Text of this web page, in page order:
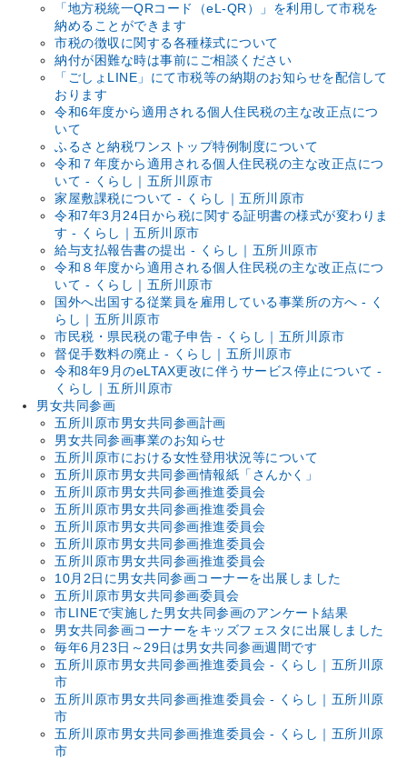
「地方税統­一QRコー­ド（eL-QR）」を利用­して市税を
納めることができます
市税の徴収に関する各種様式について
納付が困難な時は事前にご相談ください
「ごしょLINE」にて市税等の納期のお知らせを配信して
おります
令和6年度から適用される個人住民税の主な改正点につ
いて
ふるさと納税ワンストップ特例制度について
令和７年度から適用される個人住民税の主な改正点につ
いて - くらし｜五所川原市
家屋敷課税について - くらし｜五所川原市
令和7年3月24日から税に関する証明書の様式が変わりま
す - くらし｜五所川原市
給与支払報告書の提出 - くらし｜五所川原市
令和８年度から適用される個人住民税の主な改正点につ
いて - くらし｜五所川原市
国外へ出国する従業員を雇用している事業所の方へ - く
らし｜五所川原市
市民税・県民税の電子申告 - くらし｜五所川原市
督促手数料の廃止 - くらし｜五所川原市
令和8年9月のeLTAX更改に伴うサービス停止について -
くらし｜五所川原市
男女共同参画
五所川原市男女共同参画計画
男女共同参画事業のお知らせ
五所川原市における女性登用状況等について
五所川原市男女共同参画情報紙「さんかく」
五所川原市男女共同参画推進委員会
五所川原市男女共同参画推進委員会
五所川原市男女共同参画推進委員会
五所川原市男女共同参画推進委員会
五所川原市男女共同参画推進委員会
10月2日に男女共同参画コーナーを出展しました
五所川原市男女共同参画委員会
市LINEで実施した男女共同参画のアンケート結果
男女共同参画コーナーをキッズフェスタに出展しました
毎年6月23日～29日は男女共同参画週間です
五所川原市男女共同参画推進委員会 - くらし｜五所川原
市
五所川原市男女共同参画推進委員会 - くらし｜五所川原
市
五所川原市男女共同参画推進委員会 - くらし｜五所川原
市